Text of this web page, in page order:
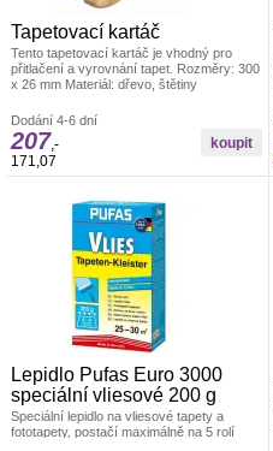
Tapetovací kartáč
Tento tapetovací kartáč je vhodný pro
přitlačení a vyrovnání tapet. Rozměry: 300
x 26 mm Materiál: dřevo, štětiny
Dodání 4-6 dní
207,-
171,07
Lepidlo Pufas Euro 3000
speciální vliesové 200 g
Speciální lepidlo na vliesové tapety a
fototapety, postačí maximálně na 5 rolí